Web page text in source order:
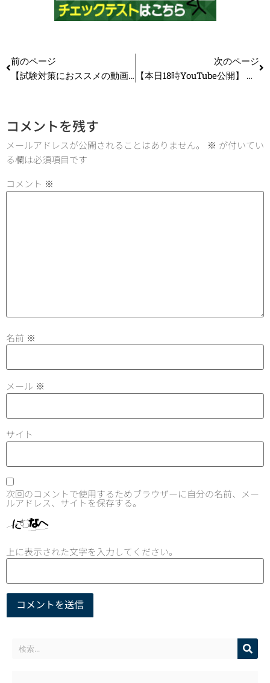
前のページ
【試験対策におススメの動画】 【東大卒が解説！】これから勉強を始める人必見！習慣化のコツ_第214回
次のページ
【本日18時YouTube公開】 中小企業診断士参考書の決定版！一発合格まとめシートのここがすごい！_第268回
コメントを残す
メールアドレスが公開されることはありません。 ※ が付いてい
る欄は必須項目です
コメント ※
名前 ※
メール ※
サイト
次回のコメントで使用するためブラウザーに自分の名前、メー
ルアドレス、サイトを保存する。
上に表示された文字を入力してください。